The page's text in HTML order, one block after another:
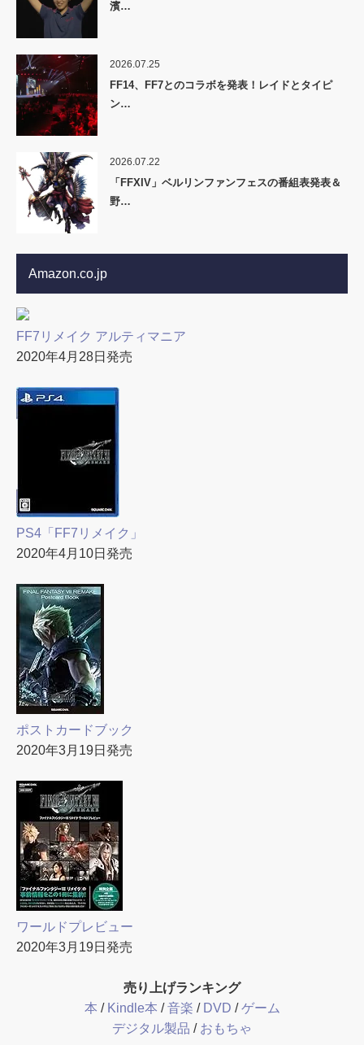
濱…
2026.07.25
FF14、FF7とのコラボを発表！レイドとタイピ
ン…
2026.07.22
「FFXIV」ベルリンファンフェスの番組表発表＆
野…
Amazon.co.jp
FF7リメイク アルティマニア
2020年4月28日発売
PS4「FF7リメイク」
2020年4月10日発売
ポストカードブック
2020年3月19日発売
ワールドプレビュー
2020年3月19日発売
売り上げランキング
本 / Kindle本 /音楽 / DVD /ゲーム
デジタル製品 / おもちゃ